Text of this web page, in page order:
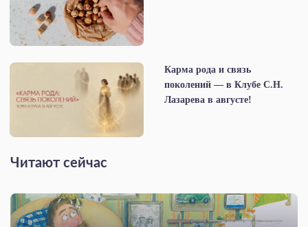
Карма рода и связь
поколений — в Клубе С.Н.
Лазарева в августе!
Читают сейчас